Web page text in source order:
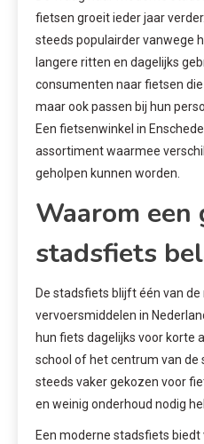
fietsen groeit ieder jaar
steeds populairder vanwege
langere ritten en dagelijks
consumenten naar fietsen
maar ook passen bij hun
Een fietsenwinkel in
assortiment waarmee
geholpen kunnen worden.
Waarom een
stadsfiets
De stadsfiets blijft één van
vervoersmiddelen in
hun fiets dagelijks voor korte
school of het centrum van de
steeds vaker gekozen voor
en weinig onderhoud nodig
Een moderne stadsfiets